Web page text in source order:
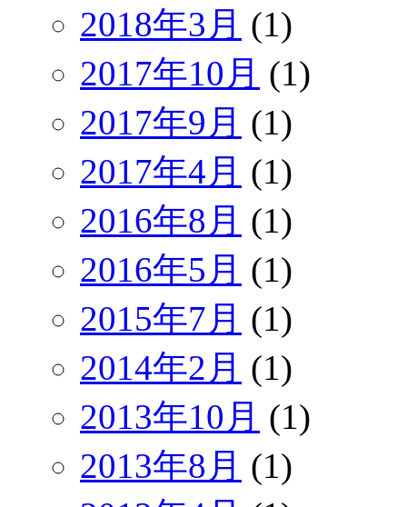
2018年3月 (1)
2017年10月 (1)
2017年9月 (1)
2017年4月 (1)
2016年8月 (1)
2016年5月 (1)
2015年7月 (1)
2014年2月 (1)
2013年10月 (1)
2013年8月 (1)